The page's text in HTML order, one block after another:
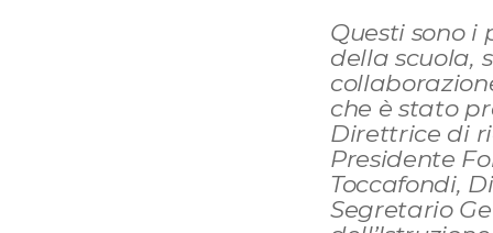
Questi sono i
della scuola,
che è stato
Direttrice di
Presidente
Toccafondi,
Segretario